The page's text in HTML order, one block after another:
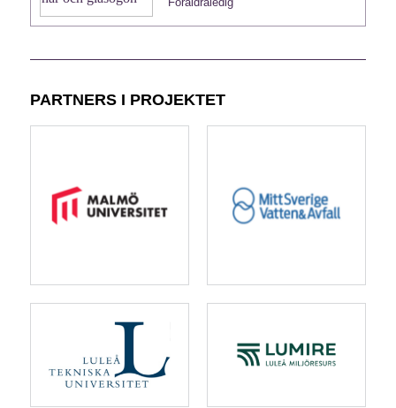
PARTNERS I PROJEKTET